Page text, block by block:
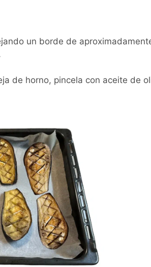
un borde de
de horno, pincela con aceite de